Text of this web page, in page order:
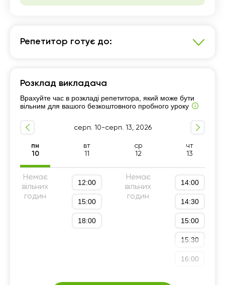
Репетитор готує до:
7 - 9-й класи Підготовка до НМТ (ЗНО)
Підготовка до ДПА (9 клас) 10 - 11-й класи
Розклад викладача
Врахуйте час в розкладі репетитора, який може бути
вільним для вашого безкоштовного пробного уроку
серп. 10-серп. 13, 2026
пн
10
вт
11
ср
12
чт
13
Немає
вільних
годин
12:00
15:00
18:00
Немає
вільних
годин
14:00
14:30
15:00
15:30
16:00